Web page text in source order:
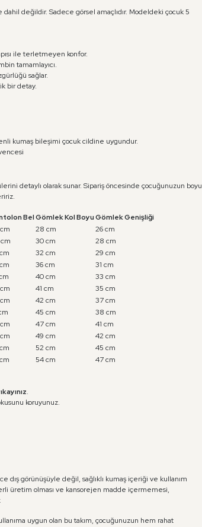
değildir. Sadece görsel amaçlıdır. Modeldeki çocuk 5
ile terletmeyen konfor.
tamamlayıcı.
sağlar.
bir detay.
kumaş bileşimi çocuk cildine uygundur.
detaylı olarak sunar. Sipariş öncesinde çocuğunuzun boyu
BelGömlek Kol BoyuGömlek Genişliği
28 cm
26 cm
30 cm
28 cm
32 cm
29 cm
36 cm
31 cm
40 cm
33 cm
41 cm
35 cm
42 cm
37 cm
45 cm
38 cm
47 cm
41 cm
49 cm
42 cm
52 cm
45 cm
54 cm 47 cm
.
koruyunuz.
dış görünüşüyle değil, sağlıklı kumaş içeriği ve kullanım
üretim olması ve kansorejen madde içermemesi,
uygun olan bu takım, çocuğunuzun hem rahat